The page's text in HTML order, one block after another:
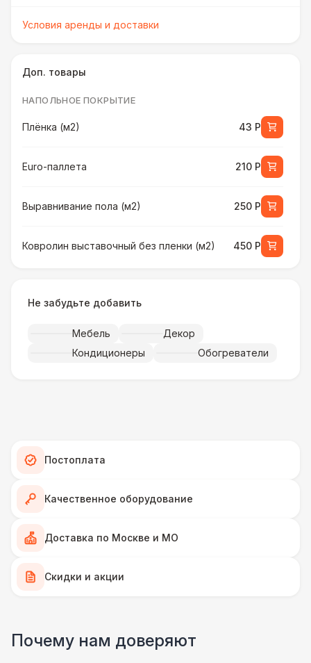
Условия аренды и доставки
Доп. товары
НАПОЛЬНОЕ ПОКРЫТИЕ
Плёнка (м2) 43 Р
Euro-паллета 210 Р
Выравнивание пола (м2) 250 Р
Ковролин выставочный без пленки (м2) 450 Р
Не забудьте добавить
Мебель
Декор
Кондиционеры
Обогреватели
Постоплата
Качественное оборудование
Доставка по Москве и МО
Скидки и акции
Почему нам доверяют